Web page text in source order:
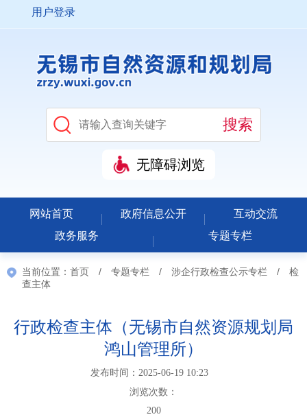
用户登录
无障碍浏览
网站首页 政府信息公开
互动交流
政务服务
专题专栏
当前位置： 首页 / 专题专栏 / 涉企行政检查公示专栏 /
检
查主体
行政检查主体（无锡市自然资源规划局
鸿山管理所）
发布时间：2025-06-19 10:23
浏览次数：
200